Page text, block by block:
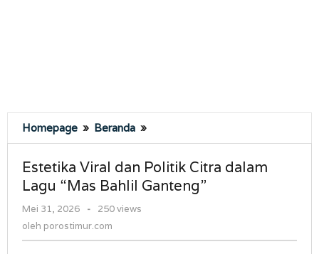
Homepage » Beranda »
Viral
dan
Politik
Citra
“Mas
Estetika Viral dan Politik Citra dalam
Lagu “Mas Bahlil Ganteng”
Mei 31, 2026
oleh
-
250 views
oleh porostimur.com